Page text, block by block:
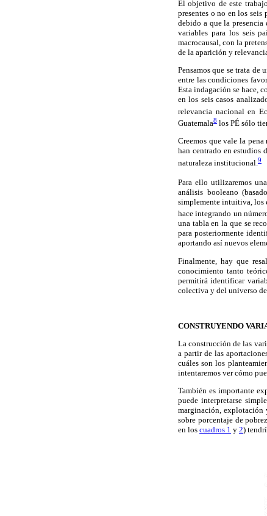
El objetivo de este
presentes o no en los seis
debido a que la
variables para los seis
macrocausal, con la
de la aparición y
Pensamos que se trata
entre las condiciones
Esta indagación se hace,
en los seis casos
relevancia nacional en
Guatemala8 los PÉ sólo
Creemos que vale la
han centrado en estudios
naturaleza institucional. 9
Para ello utilizaremos
análisis booleano
simplemente intuitiva, los
hace integrando un
una tabla en la que se
para posteriormente
aportando así nuevos
Finalmente, hay que
conocimiento tanto
permitirá identificar
colectiva y del universo de
CONSTRUYENDO
La construcción de las
a partir de las
cuáles son los
intentaremos ver cómo
También es importante
puede interpretarse
marginación, explotación
sobre porcentaje de
en los cuadros 1 y 2)